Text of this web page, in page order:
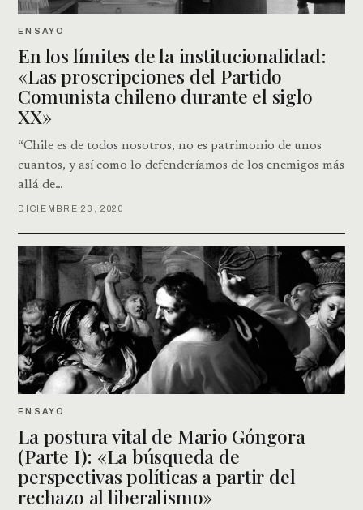
ENSAYO
En los límites de la institucionalidad:
«Las proscripciones del Partido
Comunista chileno durante el siglo
XX»
“Chile es de todos nosotros, no es patrimonio de unos
cuantos, y así como lo defenderíamos de los enemigos más
allá de…
DICIEMBRE 23, 2020
ENSAYO
La postura vital de Mario Góngora
(Parte I): «La búsqueda de
perspectivas políticas a partir del
rechazo al liberalismo»